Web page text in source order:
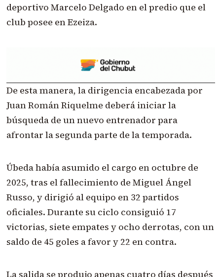
deportivo Marcelo Delgado en el predio que el
club posee en Ezeiza.
De esta manera, la dirigencia encabezada por
Juan Román Riquelme deberá iniciar la
búsqueda de un nuevo entrenador para
afrontar la segunda parte de la temporada.
Úbeda había asumido el cargo en octubre de
2025, tras el fallecimiento de Miguel Ángel
Russo, y dirigió al equipo en 32 partidos
oficiales. Durante su ciclo consiguió 17
victorias, siete empates y ocho derrotas, con un
saldo de 45 goles a favor y 22 en contra.
La salida se produjo apenas cuatro días después